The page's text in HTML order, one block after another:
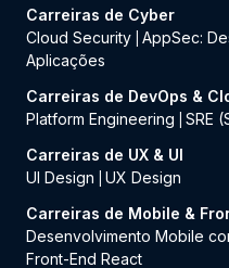
Carreiras de Cyber
Cloud Security AppSec:
Aplicações
Carreiras de DevOps &
Platform Engineering
SRE
Carreiras de UX & UI
UI Design
UX Design
Carreiras de Mobile &
Desenvolvimento Mobile
Front-End React